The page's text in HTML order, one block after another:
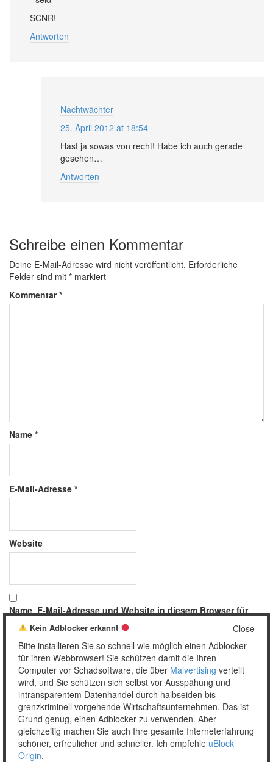
SCNR!
Antworten
Nachtwächter
25. April 2012 at 18:54
Hast ja sowas von recht! Habe ich auch gerade
gesehen…
Antworten
Schreibe einen Kommentar
Deine E-Mail-Adresse wird nicht veröffentlicht. Erforderliche
Felder sind mit * markiert
Kommentar*
Name *
E-Mail-Adresse *
Website
Name, E-Mail-Adresse und Website in diesem Browser für
meinen nächsten Kommentar speichern.
Copyright © 2026 Unser täglich Spam.
MobileWordPress Theme by themehall.com
Close
Kein Adblocker erkannt
Bitte installieren Sie so schnell wie möglich einen Adblocker
für ihren Webbrowser! Sie schützen damit die Ihren
Computer vor Schadsoftware, die über Malvertising verteilt
wird, und Sie schützen sich selbst vor Ausspähung und
intransparentem Datenhandel durch halbseiden bis
grenzkriminell vorgehende Wirtschaftsunternehmen. Das ist
Grund genug, einen Adblocker zu verwenden. Aber
gleichzeitig machen Sie auch Ihre gesamte Interneterfahrung
schöner, erfreulicher und schneller. Ich empfehle uBlock
Origin.